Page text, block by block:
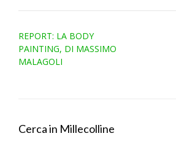
Post
navigation
REPORT: LA BODY
PAINTING, DI MASSIMO
MALAGOLI
Cerca in Millecolline